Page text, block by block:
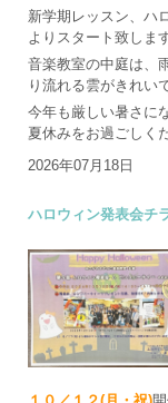
新学期レッスン、ハ
よりスタート致します
音楽教室の中庭は、
り流れる雲がきれい
今年も厳しい暑さに
夏休みをお過ごしく
2026年07月18日
ハロウィン発表会チ